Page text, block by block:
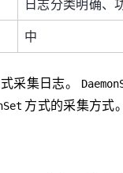
中
采集日志。
方式的采集方式